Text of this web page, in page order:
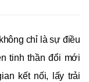
chỉ là sự điều
tinh thần đổi mới
kết nối, lấy trải